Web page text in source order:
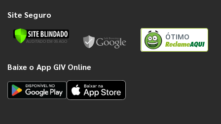
Site Seguro
ÓTIMO
Baixe o App GIV Online